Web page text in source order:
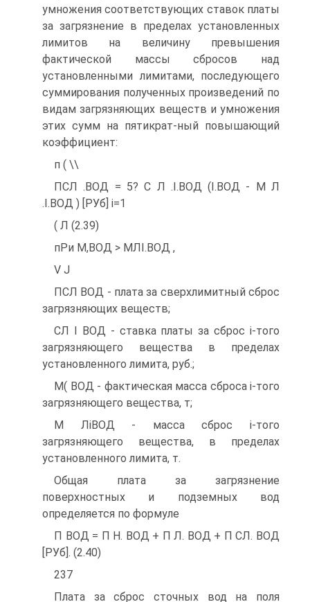
умножения соответствующих ставок платы
за загрязнение в пределах установленных
лимитов на величину превышения
фактической массы сбросов над
установленными лимитами, последующего
суммирования полученных произведений по
видам загрязняющих веществ и умножения
этих сумм на пятикрат-ный повышающий
коэффициент:
п ( \\
ПСЛ .ВОД = 5? С Л .І.ВОД (І.ВОД - М Л
.І.ВОД ) [РУб] i=1
( Л (2.39)
пРи М,ВОД > МЛІ.ВОД ,
V J
ПСЛ ВОД - плата за сверхлимитный сброс
загрязняющих веществ;
СЛ І ВОД - ставка платы за сброс i-того
загрязняющего вещества в пределах
установленного лимита, руб.;
М( ВОД - фактическая масса сброса i-того
загрязняющего вещества, т;
М ЛіВОД - масса сброс i-того
загрязняющего вещества, в пределах
установленного лимита, т.
Общая плата за загрязнение
поверхностных и подземных вод
определяется по формуле
П ВОД = П Н. ВОД + П Л. ВОД + П СЛ. ВОД
[РУб]. (2.40)
237
Плата за сброс сточных вод на поля